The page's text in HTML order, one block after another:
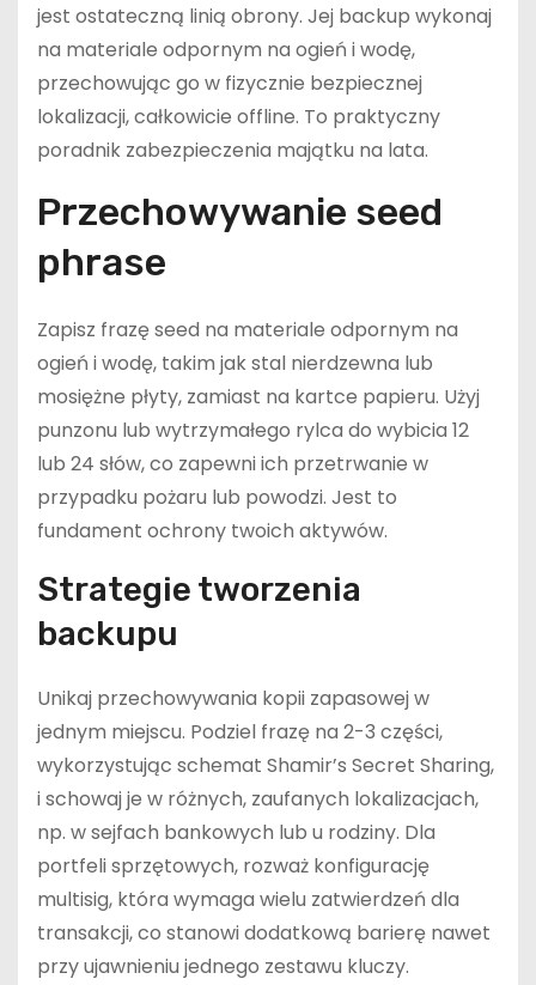
jest ostateczną linią obrony. Jej backup wykonaj
na materiale odpornym na ogień i wodę,
przechowując go w fizycznie bezpiecznej
lokalizacji, całkowicie offline. To praktyczny
poradnik zabezpieczenia majątku na lata.
Przechowywanie seed
phrase
Zapisz frazę seed na materiale odpornym na
ogień i wodę, takim jak stal nierdzewna lub
mosiężne płyty, zamiast na kartce papieru. Użyj
punzonu lub wytrzymałego rylca do wybicia 12
lub 24 słów, co zapewni ich przetrwanie w
przypadku pożaru lub powodzi. Jest to
fundament ochrony twoich aktywów.
Strategie tworzenia
backupu
Unikaj przechowywania kopii zapasowej w
jednym miejscu. Podziel frazę na 2-3 części,
wykorzystując schemat Shamir’s Secret Sharing,
i schowaj je w różnych, zaufanych lokalizacjach,
np. w sejfach bankowych lub u rodziny. Dla
portfeli sprzętowych, rozważ konfigurację
multisig, która wymaga wielu zatwierdzeń dla
transakcji, co stanowi dodatkową barierę nawet
przy ujawnieniu jednego zestawu kluczy.